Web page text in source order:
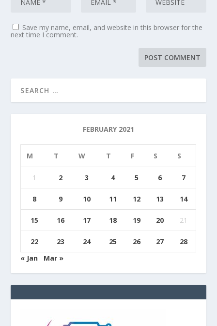
Save my name, email, and website in this browser for the
next time I comment.
FEBRUARY 2021
M T W T F S S
1 2 3 4 5 6 7
8 9 10 11 12 13 14
15 16 17 18 19 20 21
22 23 24 25 26 27
28
« Jan
Mar »